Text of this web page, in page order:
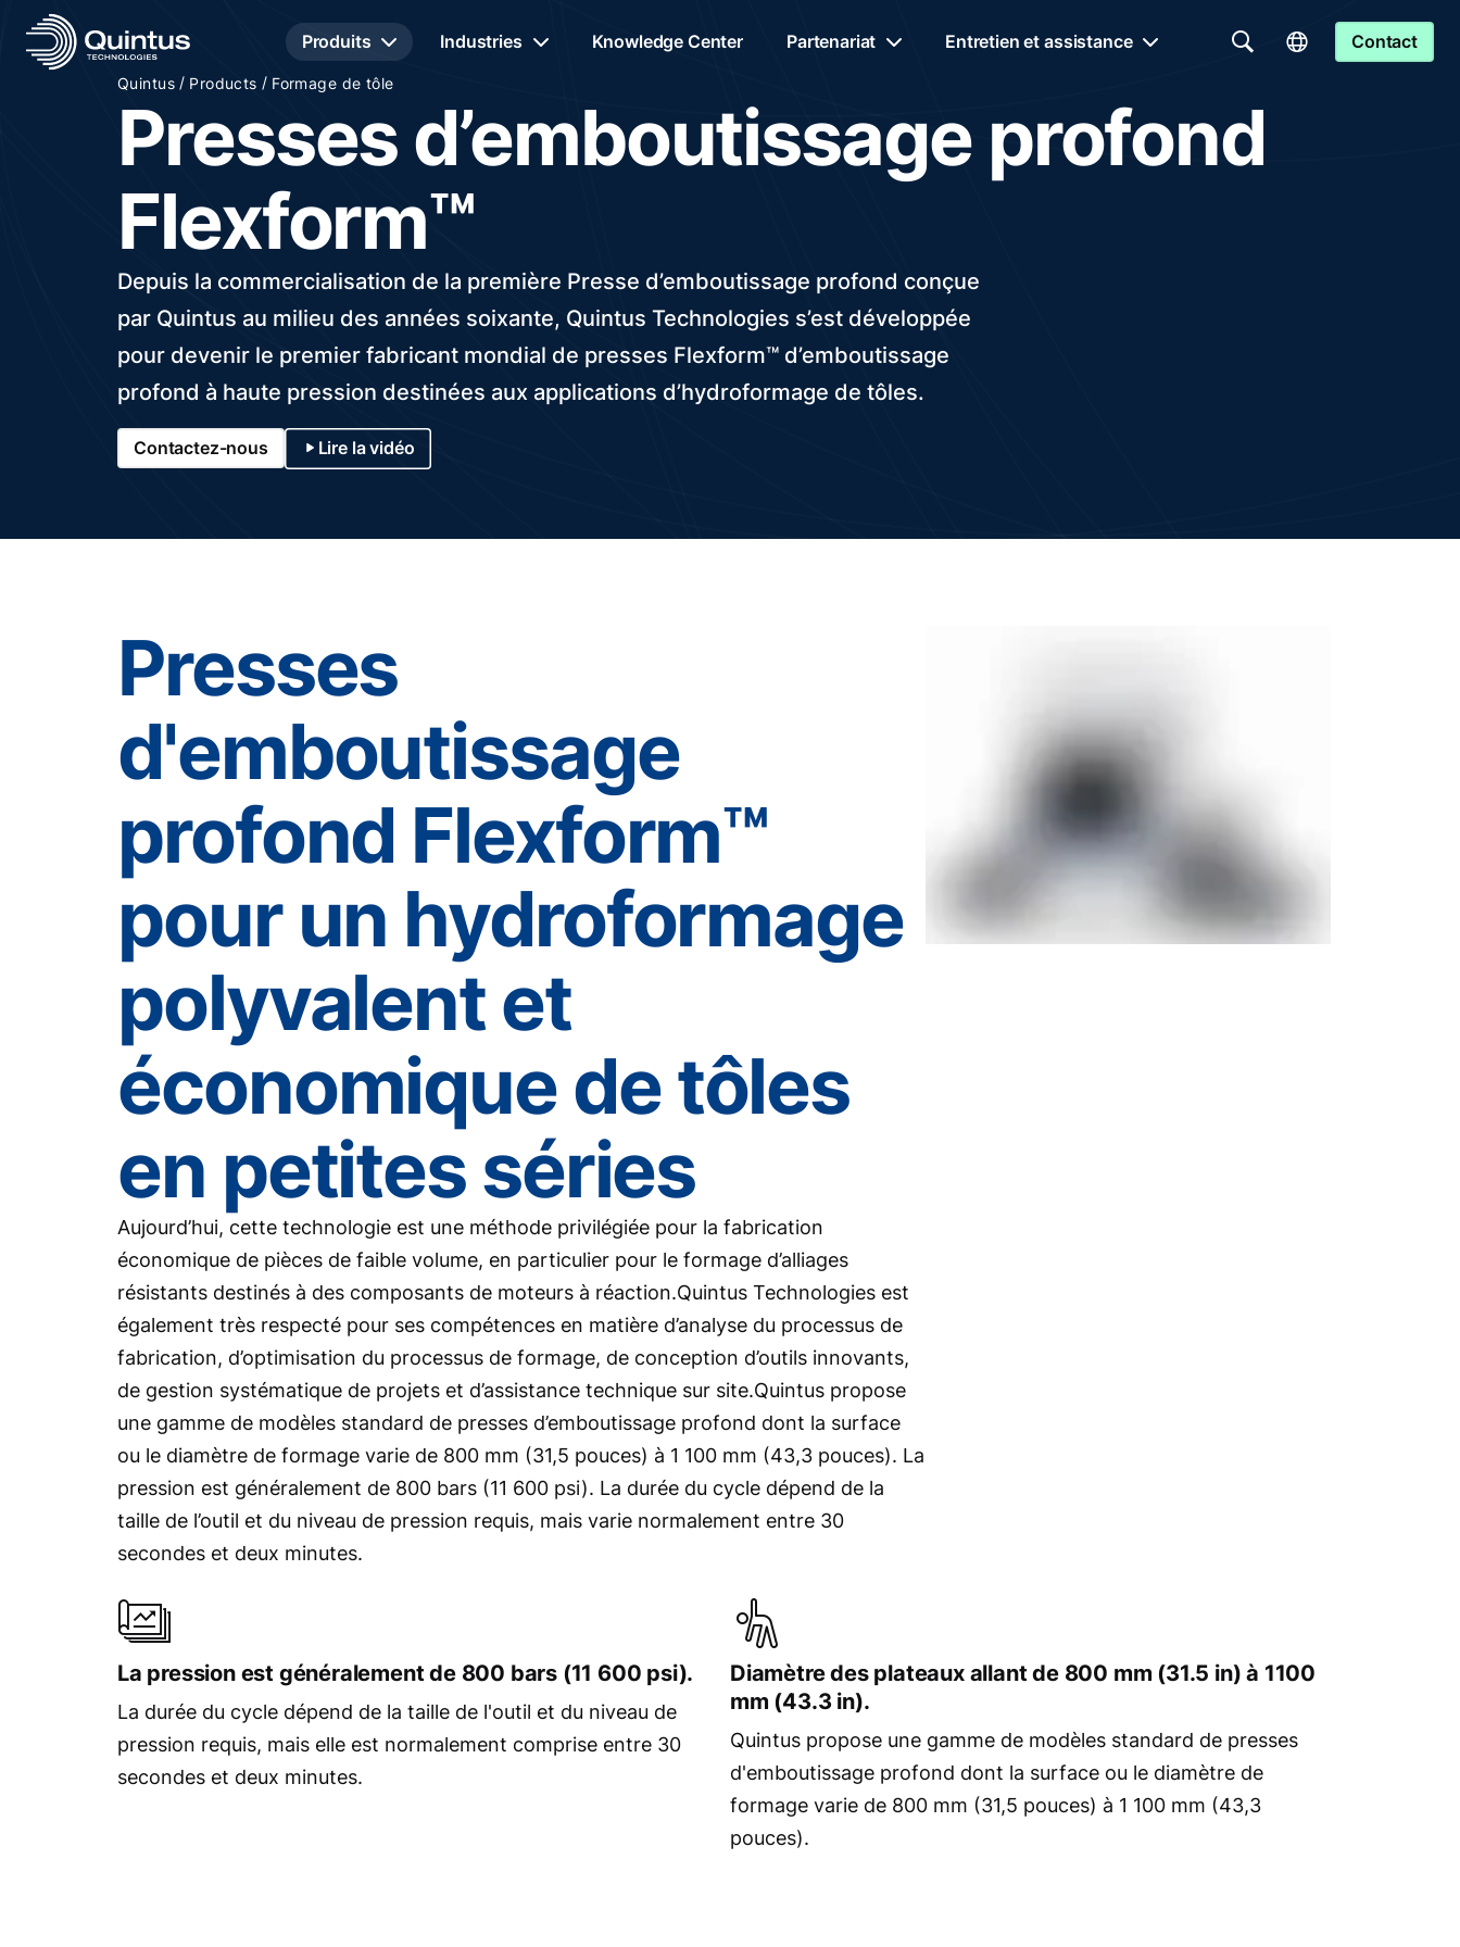
Produits Industries Knowledge Center Partenariat Entretien et assistance Contact
Quintus / Products / Formage de tôle
Presses d’emboutissage profond
Flexform™
Depuis la commercialisation de la première Presse d’emboutissage profond conçue
par Quintus au milieu des années soixante, Quintus Technologies s’est développée
pour devenir le premier fabricant mondial de presses Flexform™ d’emboutissage
profond à haute pression destinées aux applications d’hydroformage de tôles.
Contactez-nous Lire la vidéo
Presses
d'emboutissage
profond Flexform™
pour un hydroformage
polyvalent et
économique de tôles
en petites séries
Aujourd’hui, cette technologie est une méthode privilégiée pour la fabrication
économique de pièces de faible volume, en particulier pour le formage d’alliages
résistants destinés à des composants de moteurs à réaction.Quintus Technologies est
également très respecté pour ses compétences en matière d’analyse du processus de
fabrication, d’optimisation du processus de formage, de conception d’outils innovants,
de gestion systématique de projets et d’assistance technique sur site.Quintus propose
une gamme de modèles standard de presses d’emboutissage profond dont la surface
ou le diamètre de formage varie de 800 mm (31,5 pouces) à 1 100 mm (43,3 pouces). La
pression est généralement de 800 bars (11 600 psi). La durée du cycle dépend de la
taille de l’outil et du niveau de pression requis, mais varie normalement entre 30
secondes et deux minutes.
La pression est généralement de 800 bars (11 600 psi).
La durée du cycle dépend de la taille de l'outil et du niveau de
pression requis, mais elle est normalement comprise entre 30
secondes et deux minutes.
Diamètre des plateaux allant de 800 mm (31.5 in) à 1100
mm (43.3 in).
Quintus propose une gamme de modèles standard de presses
d'emboutissage profond dont la surface ou le diamètre de
formage varie de 800 mm (31,5 pouces) à 1 100 mm (43,3
pouces).